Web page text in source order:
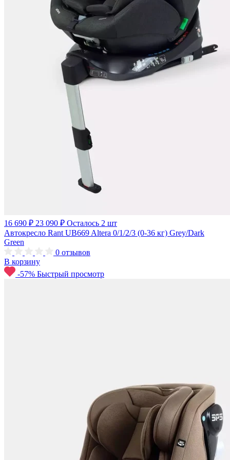
16 690 ₽ 23 090 ₽ Осталось 2 шт
Автокресло Rant UB669 Altera 0/1/2/3 (0-36 кг) Grey/Dark
Green
0 отзывов
В корзину
-57% Быстрый просмотр